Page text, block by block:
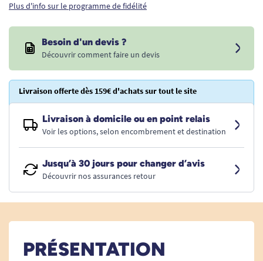
Plus d'info sur le programme de fidélité
Besoin d'un devis ?
Découvrir comment faire un devis
Livraison offerte dès 159€ d'achats sur tout le site
Livraison à domicile ou en point relais
Voir les options, selon encombrement et destination
Jusqu’à 30 jours pour changer d’avis
Découvrir nos assurances retour
PRÉSENTATION